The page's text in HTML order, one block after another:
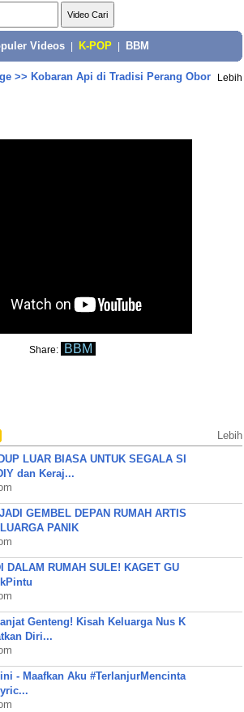
Videos K-POP BBM
>> Kobaran Api di Tradisi Perang Obor Lebih
Share: BBM
Lebih
LUAR BIASA UNTUK SEGALA SI
dan Keraj...
GEMBEL DEPAN RUMAH ARTIS
PANIK
DALAM RUMAH SULE! KAGET GU
Genteng! Kisah Keluarga Nus K
Diri...
- Maafkan Aku #TerlanjurMencinta